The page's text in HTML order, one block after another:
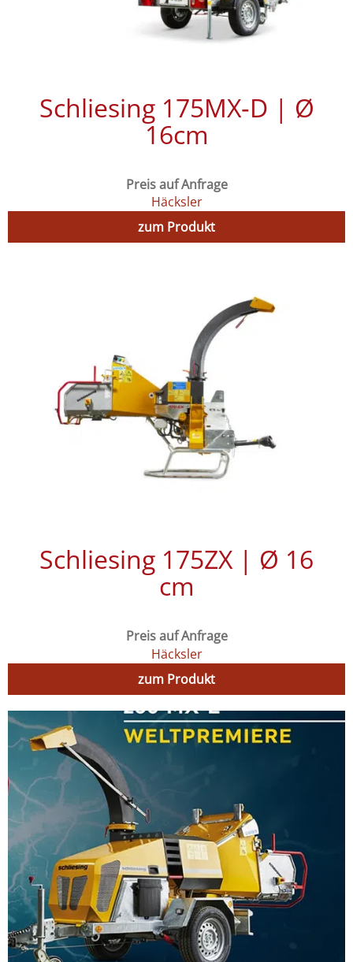
Schliesing 175MX‑D | Ø
16cm
Preis auf Anfrage
Häcksler
zum Produkt
Schliesing 175ZX | Ø 16
cm
Preis auf Anfrage
Häcksler
zum Produkt